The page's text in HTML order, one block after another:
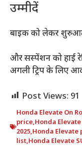
उम्मीदें
बाइक को लेकर
और सस्पेंशन को हाई
अगली ट्रिप के लिए
Post Views: 91
Honda Elevate On
price,Honda
2025,Honda Elevate
list,Honda Elevate